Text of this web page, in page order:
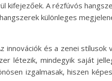
kifejezőek. A rézfúvós
különleges
és a zenei stílusok
létezik, mindegyik saját
izgalmasak, hiszen